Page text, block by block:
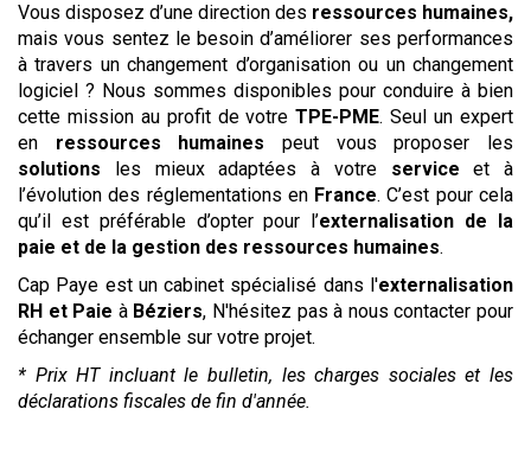
Vous disposez d’une direction des ressources humaines,
mais vous sentez le besoin d’améliorer ses performances
à travers un changement d’organisation ou un changement
logiciel ? Nous sommes disponibles pour conduire à bien
cette mission au profit de votreTPE-PME. Seul un expert
en ressources humaines peut vous proposer les
solutions les mieux adaptées à votre service et à
l’évolution des réglementations en France. C’est pour cela
qu’il est préférable d’opter pour l’externalisation de la
paie et de la gestion des ressources humaines.
Cap Paye est un cabinet spécialisé dans l'externalisation
RH et Paie à Béziers, N'hésitez pas à nous contacter pour
échanger ensemble sur votre projet.
* Prix HT incluant le bulletin, les charges sociales et les
déclarations fiscales de fin d'année.